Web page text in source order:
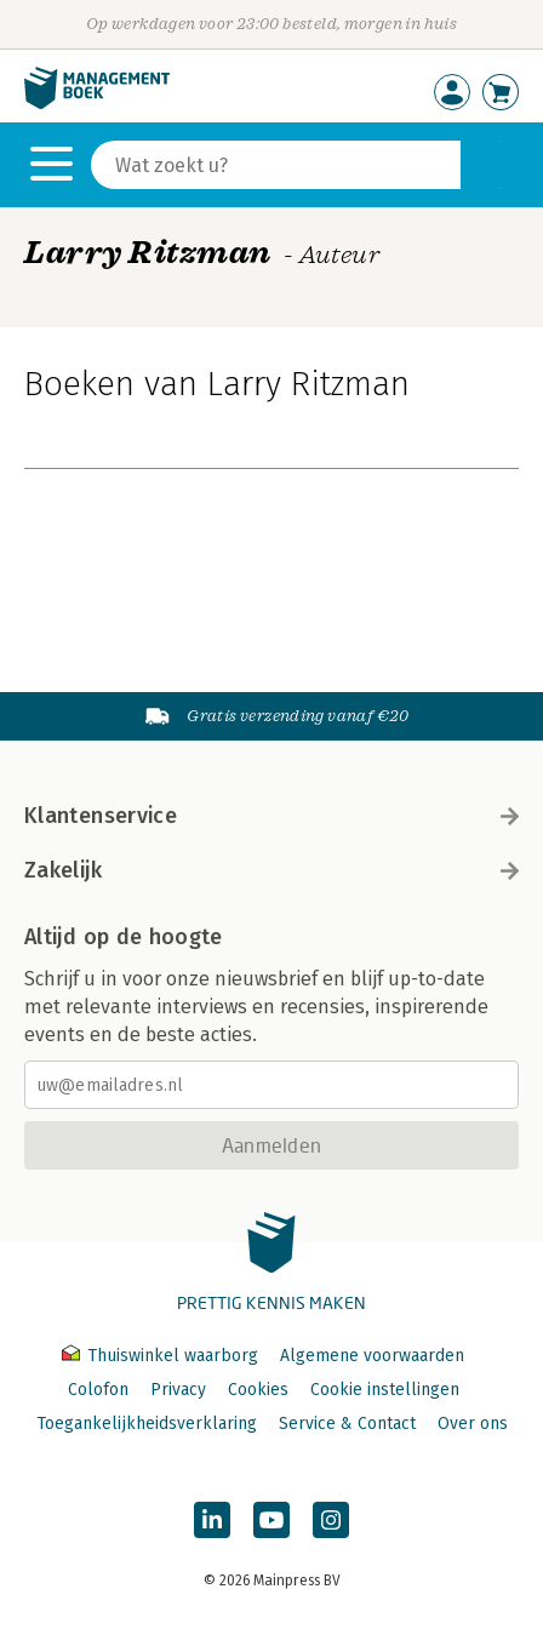
Op werkdagen voor 23:00 besteld, morgen in huis
Larry Ritzman - Auteur
Boeken van Larry Ritzman
Gratis verzending vanaf €20
Klantenservice
Zakelijk
Altijd op de hoogte
Schrijf u in voor onze nieuwsbrief en blijf up-to-date
met relevante interviews en recensies, inspirerende
events en de beste acties.
Aanmelden
PRETTIG KENNIS MAKEN
Thuiswinkel waarborg
Algemene voorwaarden
Colofon
Privacy Cookies
Cookie instellingen
Toegankelijkheidsverklaring
Service & Contact Over ons
© 2026 Mainpress BV